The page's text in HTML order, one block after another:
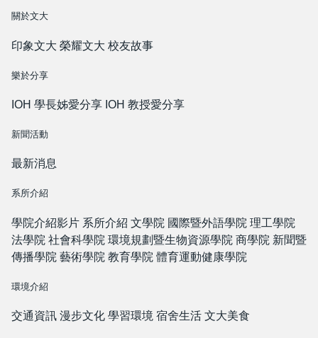
關於文大
印象文大 榮耀文大 校友故事
樂於分享
IOH 學長姊愛分享 IOH 教授愛分享
新聞活動
最新消息
系所介紹
學院介紹影片 系所介紹 文學院 國際暨外語學院 理工學院
法學院 社會科學院 環境規劃暨生物資源學院 商學院 新聞暨
傳播學院 藝術學院 教育學院 體育運動健康學院
環境介紹
交通資訊 漫步文化 學習環境 宿舍生活 文大美食